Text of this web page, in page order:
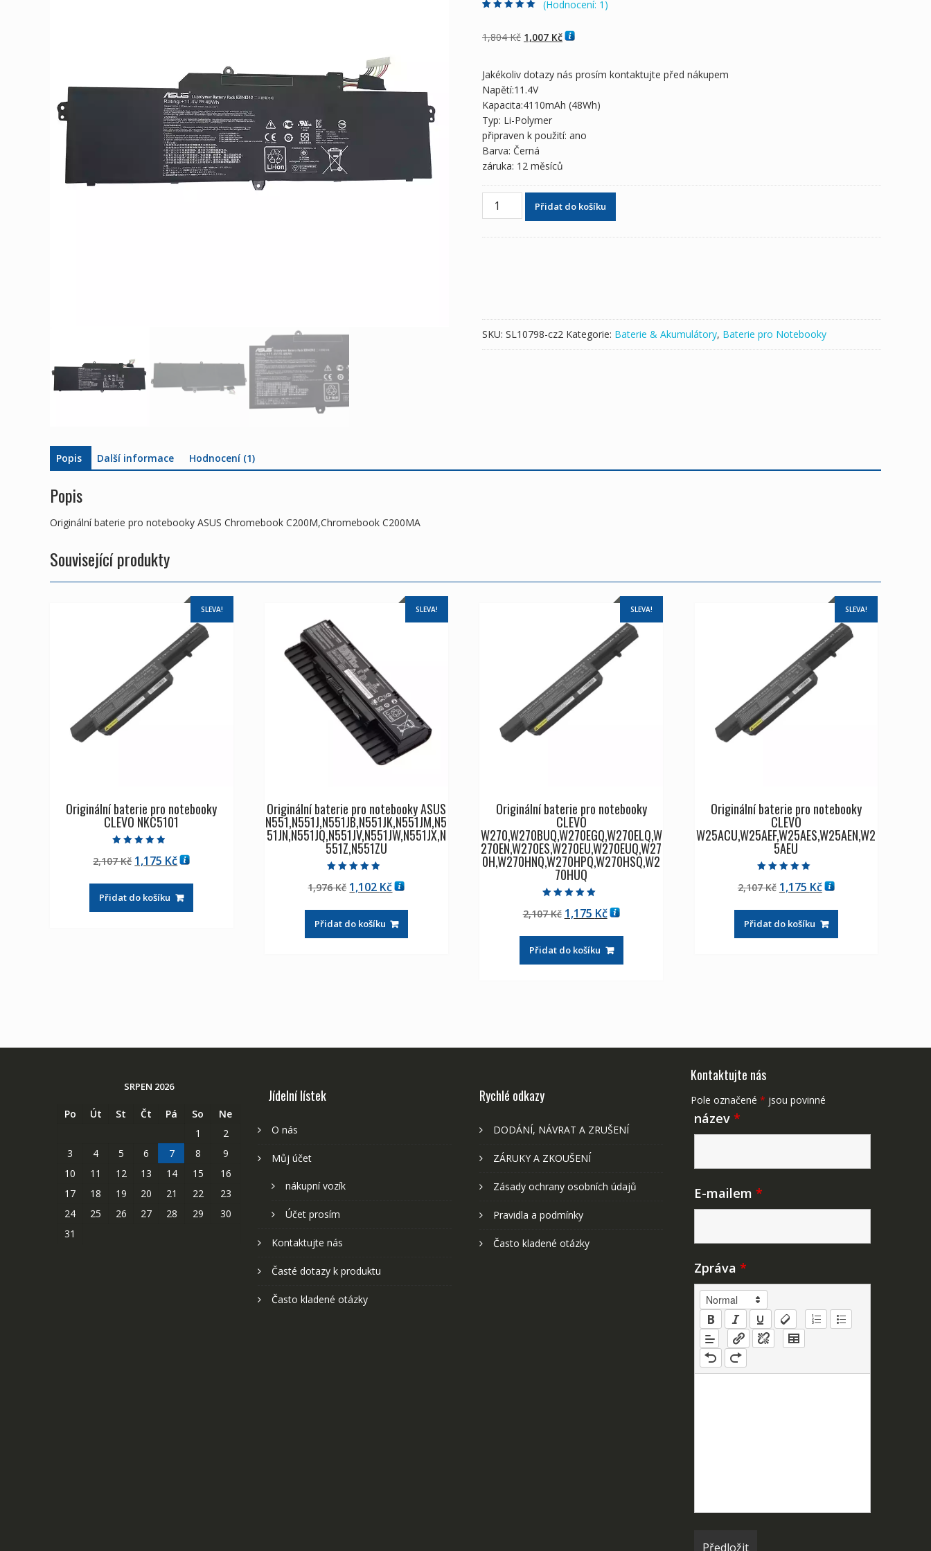
hodnocení
zákazníka
(Hodnocení: 1 )
1,804Kč Původní
1,804 Kč
1,007 KčAktuální
1,007 Kč
Jakékoliv dotazy nás prosím kontaktujte před nákupem
Napětí:11.4V
Kapacita:4110mAh (48Wh)
Typ: Li-Polymer
připraven k použití: ano
Barva: Černá
záruka: 12 měsíců
Originální
baterie
množství
Přidat do košíku
SKU: SL10798-cz2 Kategorie: Baterie & Akumulátory, Baterie pro Notebooky
Popis Další informace Hodnocení (1)
Popis
Originální baterie pro notebooky ASUS Chromebook C200M,Chromebook C200MA
Související produkty
SLEVA!
Originální baterie pro notebooky
CLEVO NKC5101
4.50
z 5
2,107Kč Původní
byla:
2,107 Kč
1,175 KčAktuální
je:
1,175 Kč
Přidat do košíku
SLEVA!
Originální baterie pro notebooky ASUS
N551,N551J,N551JB,N551JK,N551JM,N5
51JN,N551JQ,N551JV,N551JW,N551JX,N
551Z,N551ZU
4.50
z 5
1,976Kč Původní
byla:
1,976 Kč
1,102 KčAktuální
je:
1,102 Kč
Přidat do košíku
SLEVA!
Originální baterie pro notebooky
CLEVO
W270,W270BUQ,W270EGQ,W270ELQ,W
270EN,W270ES,W270EU,W270EUQ,W27
0H,W270HNQ,W270HPQ,W270HSQ,W2
70HUQ
5.00
z 5
2,107Kč Původní
byla:
2,107 Kč
1,175 KčAktuální
je:
1,175 Kč
Přidat do košíku
SLEVA!
Originální baterie pro notebooky
CLEVO
W25ACU,W25AEF,W25AES,W25AEN,W2
5AEU
5.00
z 5
2,107Kč Původní
byla:
2,107 Kč
1,175 KčAktuální
je:
1,175 Kč
Přidat do košíku
SRPEN 2026
Po Út St Čt Pá So
Ne
1
2
3
4 5 6 7 8
9
10
11 12 13 14 15
16
17
18 19 20 21 22
23
24
25 26 27 28 29
30
31
Jídelní lístek
O nás
Můj účet
nákupní vozík
Účet prosím
Kontaktujte nás
Časté dotazy k produktu
Často kladené otázky
Rychlé odkazy
DODÁNÍ, NÁVRAT A ZRUŠENÍ
ZÁRUKY A ZKOUŠENÍ
Zásady ochrany osobních údajů
Pravidla a podmínky
Často kladené otázky
Kontaktujte nás
Pole označené * jsou povinné
název *
E-mailem *
Zpráva *